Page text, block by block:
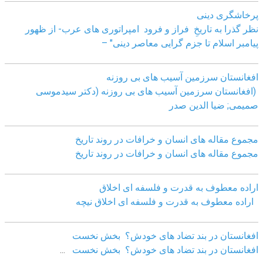
پرخاشگری دینی
نظر گذرا به تاریخِ فراز و فرود امپراتوری های عرب- از ظهور
پیامبر اسلام تا جزم گرایی معاصر دینی" –
افغانستان سرزمین آسیب های بی روزنه
(افغانستان سرزمین آسیب های بی روزنه (دکتر سیدموسی
صمیمی; ضیا الدین صدر
مجموع مقاله های انسان و خرافات در روند تاریخ
مجموع مقاله های انسان و خرافات در روند تاریخ
اراده معطوف به قدرت و فلسفه ای اخلاق
اراده معطوف به قدرت و فلسفه ای اخلاق نیچه
افغانستان در بند تضاد های خودش؟ بخش نخست
افغانستان در بند تضاد های خودش؟ بخش نخست